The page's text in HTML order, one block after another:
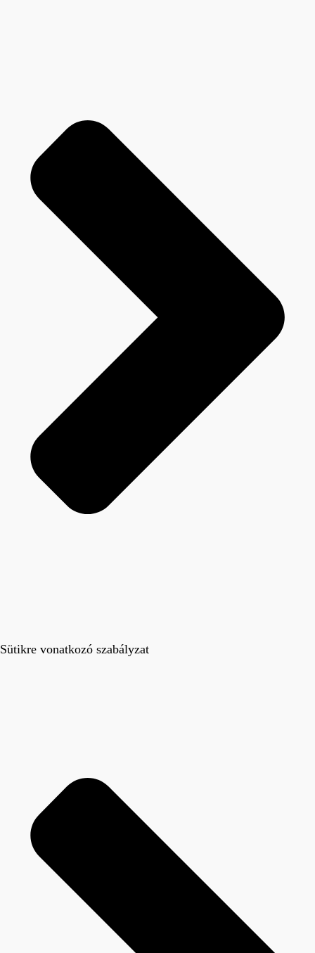
Sütikre vonatkozó szabályzat